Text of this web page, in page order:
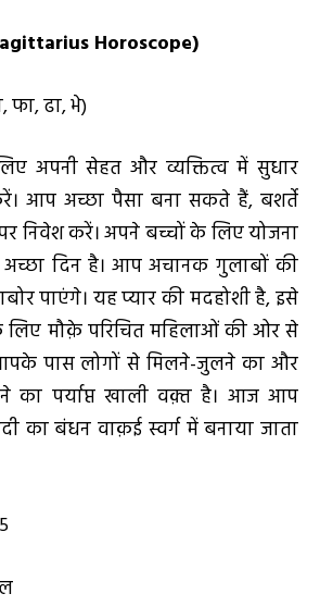
Horoscope)
फा, ढा, भे)
अपनी सेहत और व्यक्तित्व में सुधार
आप अच्छा पैसा बना सकते हैं, बशर्ते
निवेश करें। अपने बच्चों के लिए योजना
दिन है। आप अचानक गुलाबों की
पाएंगे। यह प्यार की मदहोशी है, इसे
मौक़े परिचित महिलाओं की ओर से
पास लोगों से मिलने-जुलने का और
का पर्याप्त खाली वक़्त है। आज आप
का बंधन वाक़ई स्वर्ग में बनाया जाता
5